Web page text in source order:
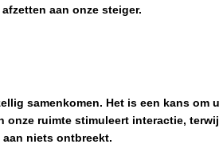
aan onze steiger.
samenkomen. Het is een kans om
ruimte stimuleert interactie,
niets ontbreekt.